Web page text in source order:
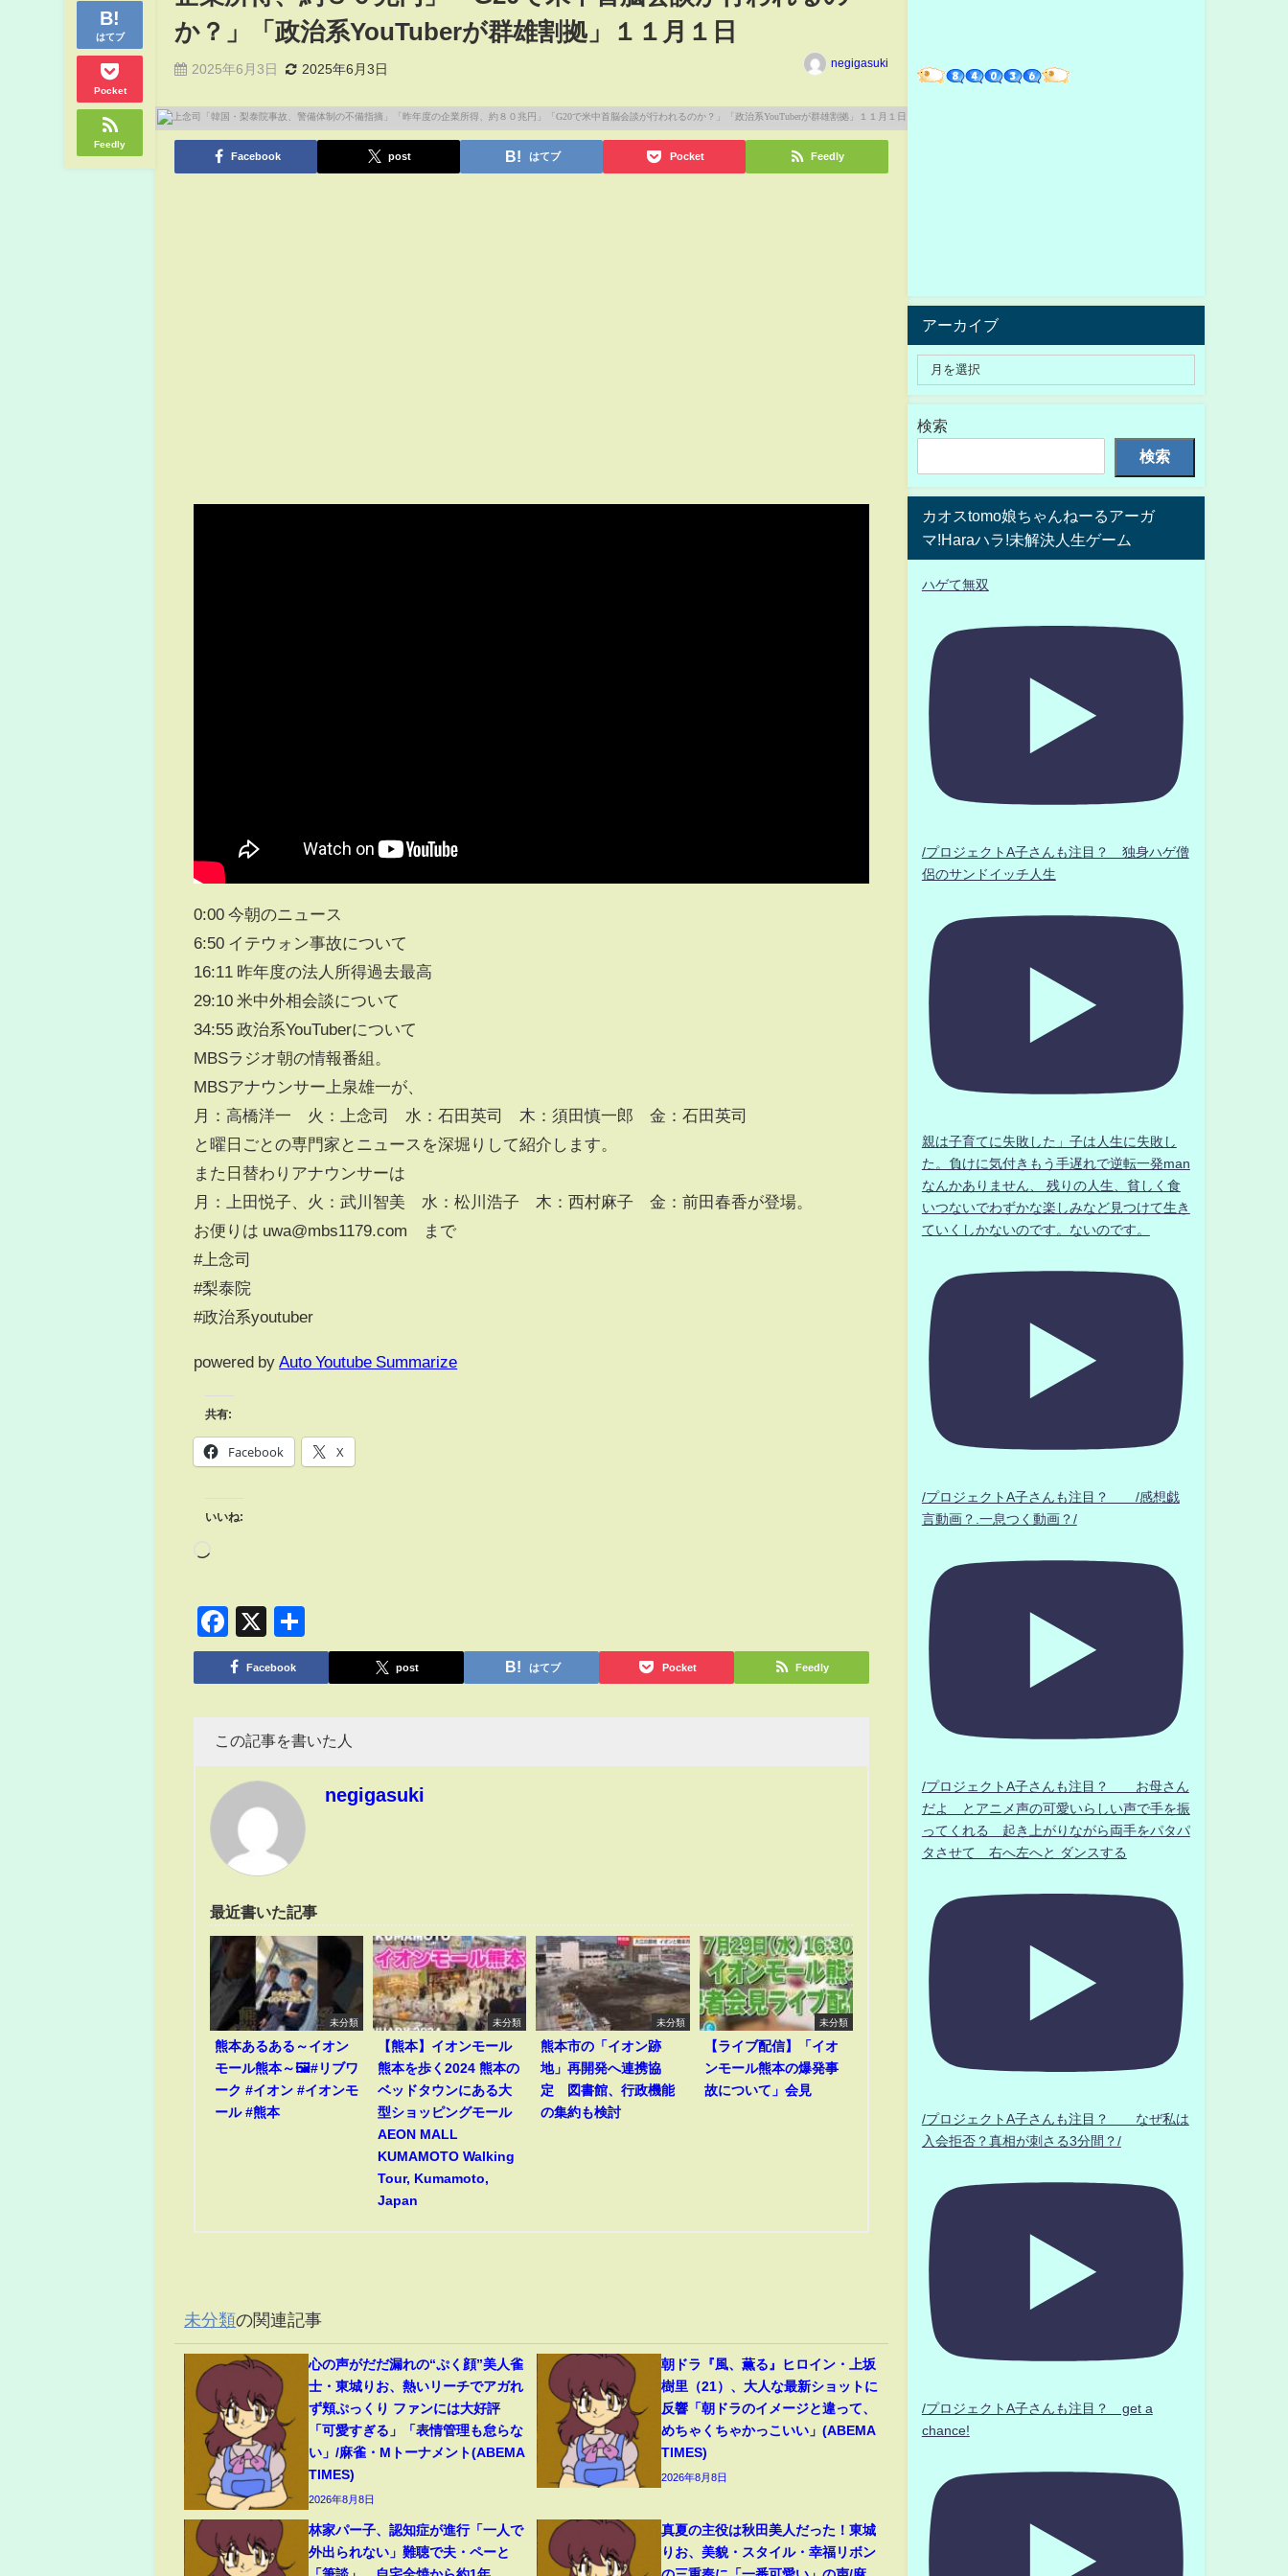
はてブ
Pocket
Feedly
か？」「政治系YouTuberが群雄割拠」１１月１日
2025年6月3日 2025年6月3日 negigasuki
Facebook post はてブ Pocket Feedly
0:00 今朝のニュース
6:50 イテウォン事故について
16:11 昨年度の法人所得過去最高
29:10 米中外相会談について
34:55 政治系YouTuberについて
MBSラジオ朝の情報番組。
MBSアナウンサー上泉雄一が、
月：高橋洋一 火：上念司 水：石田英司 木：須田慎一郎 金：石田英司
と曜日ごとの専門家とニュースを深堀りして紹介します。
また日替わりアナウンサーは
月：上田悦子、火：武川智美 水：松川浩子 木：西村麻子 金：前田春香が登場。
お便りは uwa@mbs1179.com まで
#上念司
#梨泰院
#政治系youtuber
powered by Auto Youtube Summarize
共有:
Facebook X
いいね:
Facebook
X
有
Facebook post はてブ Pocket Feedly
この記事を書いた人
negigasuki
最近書いた記事
未分類
熊本あるある～イオン
モール熊本～🖼️#リブワ
ーク #イオン #イオンモ
ール #熊本
未分類
【熊本】イオンモール
熊本を歩く2024 熊本の
ベッドタウンにある大
型ショッピングモール
AEON MALL
KUMAMOTO Walking
Tour, Kumamoto,
Japan
未分類
熊本市の「イオン跡
地」再開発へ連携協
定 図書館、行政機能
の集約も検討
未分類
【ライブ配信】「イオ
ンモール熊本の爆発事
故について」会見
未分類の関連記事
心の声がだだ漏れの“ぷく顔”美人雀
士・東城りお、熱いリーチでアガれ
ず頬ぷっくり ファンには大好評
「可愛すぎる」「表情管理も怠らな
い」/麻雀・Mトーナメント(ABEMA
TIMES)
2026年8月8日
朝ドラ『風、薫る』ヒロイン・上坂
樹里（21）、大人な最新ショットに
反響「朝ドラのイメージと違って、
めちゃくちゃかっこいい」(ABEMA
TIMES)
2026年8月8日
林家パー子、認知症が進行「一人で
外出られない」難聴で夫・ペーと
真夏の主役は秋田美人だった！東城
りお、美貌・スタイル・幸福リボン
アーカイブ
検索
検索
カオスtomo娘ちゃんねーるアーガ
マ!Haraハラ!未解決人生ゲーム
ハゲて無双
/プロジェクトA子さんも注目？ 独身ハゲ僧
侶のサンドイッチ人生
親は子育てに失敗した」子は人生に失敗し
た。負けに気付きもう手遅れで逆転一発man
なんかありません、 残りの人生、貧しく食
いつないでわずかな楽しみなど見つけて生き
ていくしかないのです。ないのです。
/プロジェクトA子さんも注目？ /感想戯
言動画？.一息つく動画？/
/プロジェクトA子さんも注目？ お母さん
だよ とアニメ声の可愛いらしい声で手を振
ってくれる 起き上がりながら両手をパタパ
タさせて 右へ左へと ダンスする
/プロジェクトA子さんも注目？ なぜ私は
入会拒否？真相が刺さる3分間？/
/プロジェクトA子さんも注目？ get a
chance!